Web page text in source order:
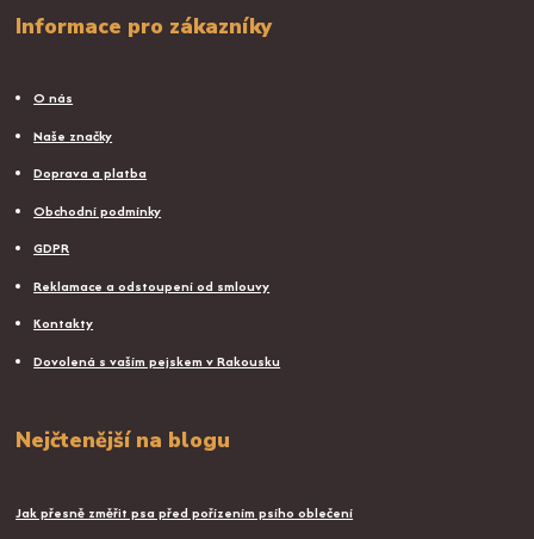
Informace pro zákazníky
O nás
Naše značky
Doprava a platba
Obchodní podmínky
GDPR
Reklamace a odstoupení od smlouvy
Kontakty
Dovolená s vaším pejskem v Rakousku
Nejčtenější na blogu
Jak přesně změřit psa před pořízením psího oblečení